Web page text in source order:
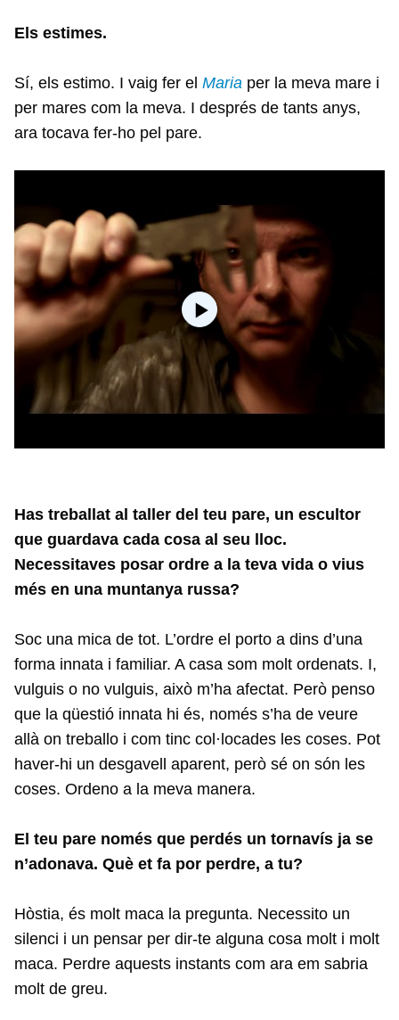
Els estimes.
Sí, els estimo. I vaig fer el Maria per la meva mare i
per mares com la meva. I després de tants anys,
ara tocava fer-ho pel pare.
Has treballat al taller del teu pare, un escultor
que guardava cada cosa al seu lloc.
Necessitaves posar ordre a la teva vida o vius
més en una muntanya russa?
Soc una mica de tot. L’ordre el porto a dins d’una
forma innata i familiar. A casa som molt ordenats. I,
vulguis o no vulguis, això m’ha afectat. Però penso
que la qüestió innata hi és, només s’ha de veure
allà on treballo i com tinc col·locades les coses. Pot
haver-hi un desgavell aparent, però sé on són les
coses. Ordeno a la meva manera.
El teu pare només que perdés un tornavís ja se
n’adonava. Què et fa por perdre, a tu?
Hòstia, és molt maca la pregunta. Necessito un
silenci i un pensar per dir-te alguna cosa molt i molt
maca. Perdre aquests instants com ara em sabria
molt de greu.